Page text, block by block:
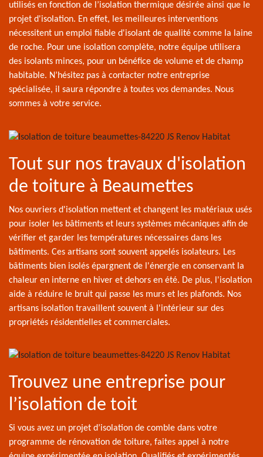
utilisés en fonction de l’isolation thermique désirée ainsi que le
projet d'isolation. En effet, les meilleures interventions
nécessitent un emploi fiable d'isolant de qualité comme la laine
de roche. Pour une isolation complète, notre équipe utilisera
des isolants minces, pour un bénéfice de volume et de champ
habitable. N’hésitez pas à contacter notre entreprise
spécialisée, il saura répondre à toutes vos demandes. Nous
sommes à votre service.
Tout sur nos travaux d'isolation
de toiture à Beaumettes
Nos ouvriers d'isolation mettent et changent les matériaux usés
pour isoler les bâtiments et leurs systèmes mécaniques afin de
vérifier et garder les températures nécessaires dans les
bâtiments. Ces artisans sont souvent appelés isolateurs. Les
bâtiments bien isolés épargnent de l'énergie en conservant la
chaleur en interne en hiver et dehors en été. De plus, l'isolation
aide à réduire le bruit qui passe les murs et les plafonds. Nos
artisans isolation travaillent souvent à l'intérieur sur des
propriétés résidentielles et commerciales.
Trouvez une entreprise pour
l’isolation de toit
Si vous avez un projet d’isolation de comble dans votre
programme de rénovation de toiture, faites appel à notre